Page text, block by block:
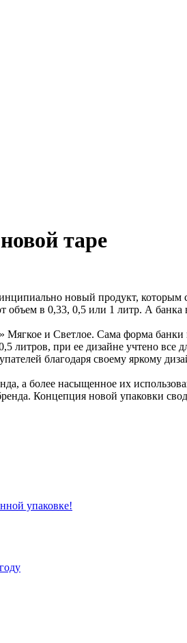
таре
новый продукт, которым
объем в 0,33, 0,5 или 1 литр. А банка
и Светлое. Сама форма
при ее дизайне учтено все
благодаря своему яркому
а более насыщенное их
Концепция новой упаковки
упаковке!